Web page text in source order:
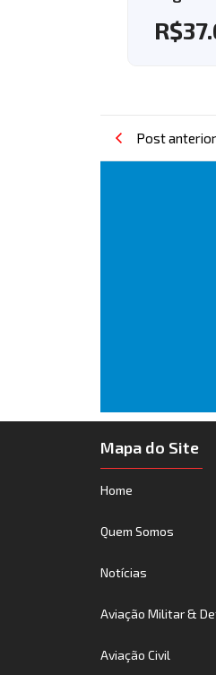
Post anterior
Mapa do Site
Home
Quem Somos
Notícias
Aviação Militar &
Aviação Civil